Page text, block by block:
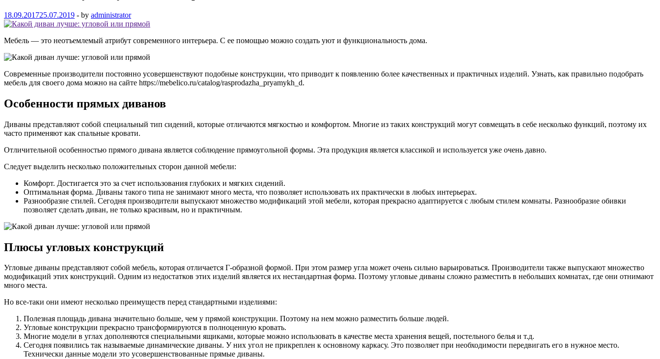
18.09.201725.07.2019 - by administrator
Мебель — это неотъемлемый атрибут современного интерьера. С ее помощью можно создать уют и функциональность дома.
Современные производители постоянно усовершенствуют подобные конструкции, что приводит к появлению более качественных и практичных изделий. Узнать, как правильно подобрать
мебель для своего дома можно на сайте https://mebelico.ru/catalog/rasprodazha_pryamykh_d.
Особенности прямых диванов
Диваны представляют собой специальный тип сидений, которые отличаются мягкостью и комфортом. Многие из таких конструкций могут совмещать в себе несколько функций, поэтому их
часто применяют как спальные кровати.
Отличительной особенностью прямого дивана является соблюдение прямоугольной формы. Эта продукция является классикой и используется уже очень давно.
Следует выделить несколько положительных сторон данной мебели:
Комфорт. Достигается это за счет использования глубоких и мягких сидений.
Оптимальная форма. Диваны такого типа не занимают много места, что позволяет использовать их практически в любых интерьерах.
Разнообразие стилей. Сегодня производители выпускают множество модификаций этой мебели, которая прекрасно адаптируется с любым стилем комнаты. Разнообразие обивки
позволяет сделать диван, не только красивым, но и практичным.
Плюсы угловых конструкций
Угловые диваны представляют собой мебель, которая отличается Г-образной формой. При этом размер угла может очень сильно варьироваться. Производители также выпускают множество
модификаций этих конструкций. Одним из недостатков этих изделий является их нестандартная форма. Поэтому угловые диваны сложно разместить в небольших комнатах, где они отнимают
много места.
Но все-таки они имеют несколько преимуществ перед стандартными изделиями:
Полезная площадь дивана значительно больше, чем у прямой конструкции. Поэтому на нем можно разместить больше людей.
Угловые конструкции прекрасно трансформируются в полноценную кровать.
Многие модели в углах дополняются специальными ящиками, которые можно использовать в качестве места хранения вещей, постельного белья и т.д.
Сегодня появились так называемые динамические диваны. У них угол не прикреплен к основному каркасу. Это позволяет при необходимости передвигать его в нужное место.
Технически данные модели это усовершенствованные прямые диваны.